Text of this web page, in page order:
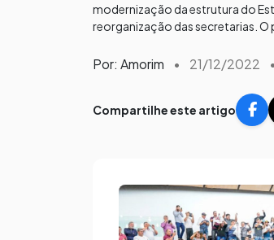
modernização da estrutura do
reorganização das secretarias.
Por: Amorim • 21/12/2022 •
Compartilhe este artigo